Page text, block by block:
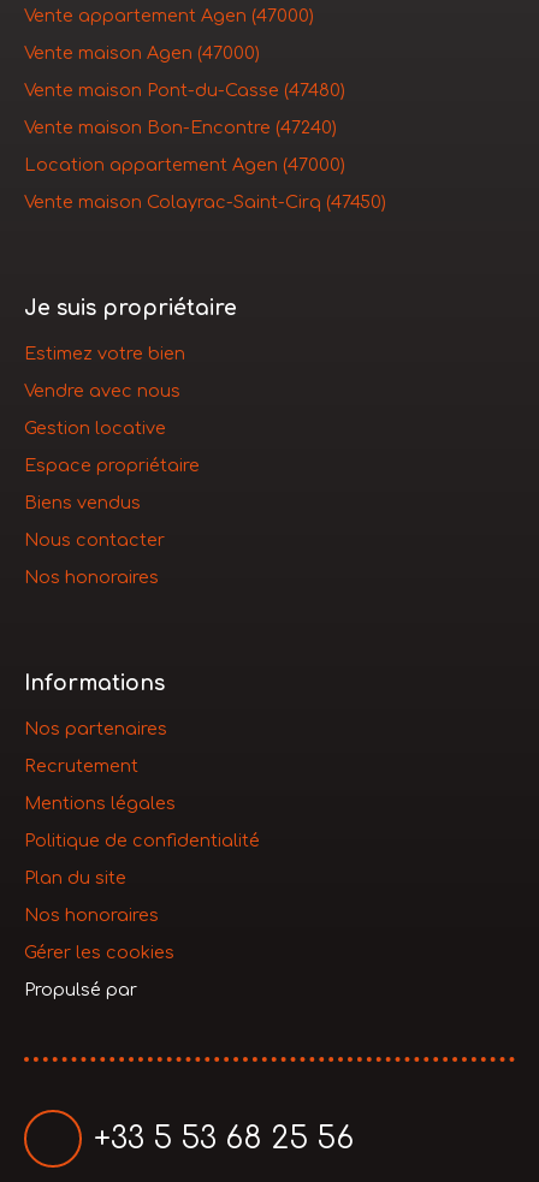
Vente appartement Agen (47000)
Vente maison Agen (47000)
Vente maison Pont-du-Casse (47480)
Vente maison Bon-Encontre (47240)
Location appartement Agen (47000)
Vente maison Colayrac-Saint-Cirq (47450)
Je suis propriétaire
Estimez votre bien
Vendre avec nous
Gestion locative
Espace propriétaire
Biens vendus
Nous contacter
Nos honoraires
Informations
Nos partenaires
Recrutement
Mentions légales
Politique de confidentialité
Plan du site
Nos honoraires
Gérer les cookies
Propulsé par
+33 5 53 68 25 56